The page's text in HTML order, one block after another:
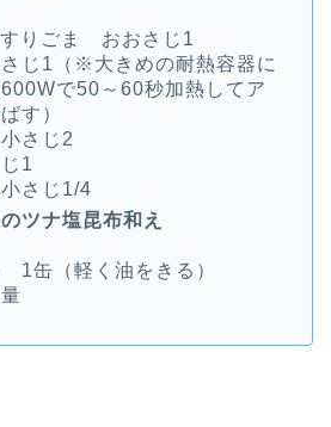
すりごま おおさじ1
じ1（※大きめの耐熱容器に
で50～60秒加熱してア
す）
さじ2
1
さじ1/4
ツナ塩昆布和え
1缶（軽く油をきる）